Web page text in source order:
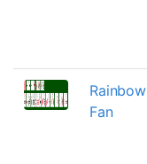
Rainbow
Fan